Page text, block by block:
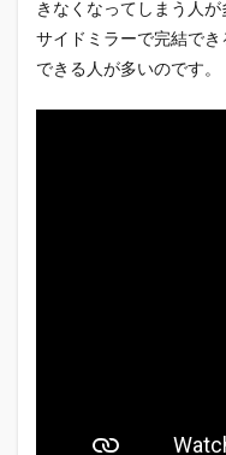
きなくなってしまう人が
サイドミラーで完結で
できる人が多いのです。